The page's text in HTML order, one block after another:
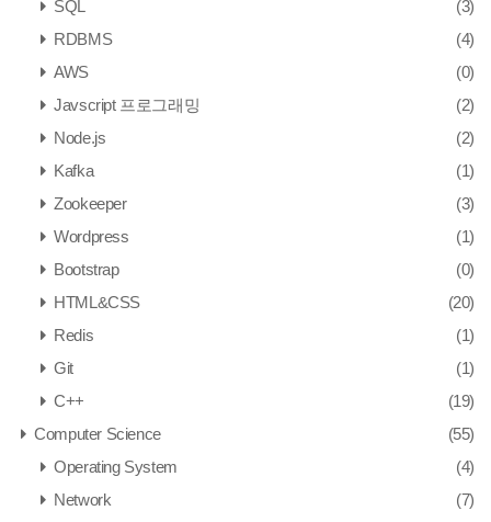
SQL
(3)
RDBMS
(4)
AWS
(0)
Javscript 프로그래밍
(2)
Node.js
(2)
Kafka
(1)
Zookeeper
(3)
Wordpress
(1)
Bootstrap
(0)
HTML&CSS
(20)
Redis
(1)
Git
(1)
C++
(19)
Computer Science
(55)
Operating System
(4)
Network
(7)